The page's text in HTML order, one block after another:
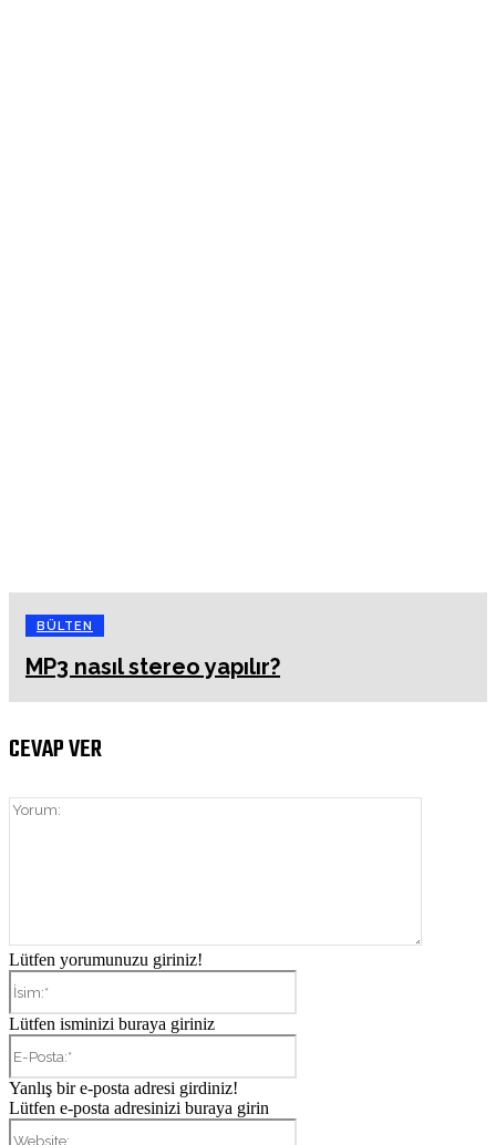
BÜLTEN
MP3 nasıl stereo yapılır?
CEVAP VER
Lütfen yorumunuzu giriniz!
Lütfen isminizi buraya giriniz
Yanlış bir e-posta adresi girdiniz!
Lütfen e-posta adresinizi buraya girin